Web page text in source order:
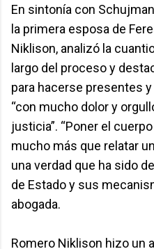
En sintonía con
la primera esposa de
Niklison, analizó la
largo del proceso y
para hacerse presentes
“con mucho dolor y
justicia”. “Poner el
mucho más que relatar
una verdad que ha sido
de Estado y sus
abogada.
Romero Niklison hizo un